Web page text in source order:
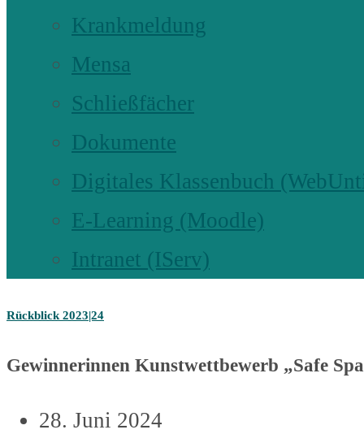
Krankmeldung
Mensa
Schließfächer
Dokumente
Digitales Klassenbuch
E-Learning (Moodle)
Intranet (IServ)
Rückblick 2023|24
Gewinnerinnen Kunstwettbewerb „Safe
28. Juni 2024